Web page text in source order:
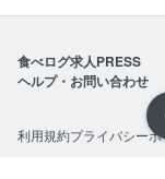
食べログ求人PRESS
ヘルプ・お問い合わせ
利用規約プライバシーポ